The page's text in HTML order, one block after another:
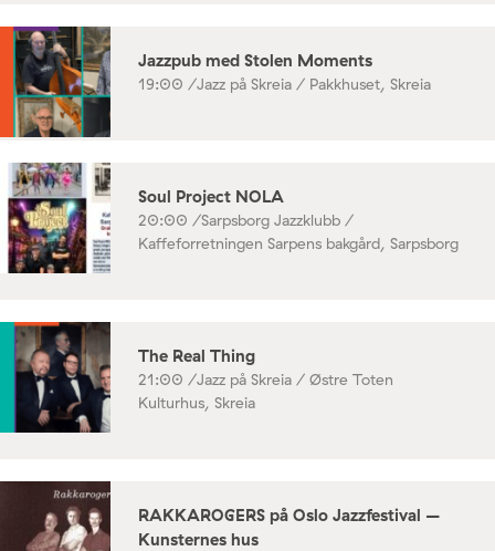
Jazzpub med Stolen Moments
19:00 /Jazz på Skreia / Pakkhuset, Skreia
Soul Project NOLA
20:00 /Sarpsborg Jazzklubb /
Kaffeforretningen Sarpens bakgård, Sarpsborg
The Real Thing
21:00 /Jazz på Skreia / Østre Toten
Kulturhus, Skreia
RAKKAROGERS på Oslo Jazzfestival –
Kunsternes hus